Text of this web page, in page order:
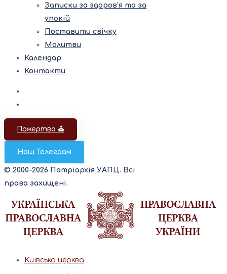
Записки за здоров’я та за
упокій
Поставити свічку
Молитви
Календар
Контакти
Пожертва ⛪️
Наш Телеграм
© 2000-2026 Патріархія УАПЦ. Всі
права захищені.
Київська церква